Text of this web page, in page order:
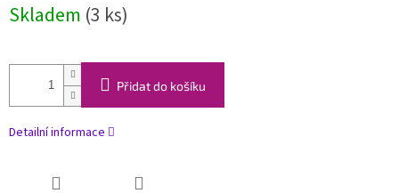
cena:
Skladem (3 ks)
Přidat do košíku
Detailní informace